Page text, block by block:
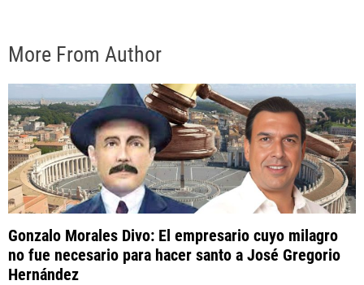
More From Author
Gonzalo Morales Divo: El empresario cuyo milagro
no fue necesario para hacer santo a José Gregorio
Hernández